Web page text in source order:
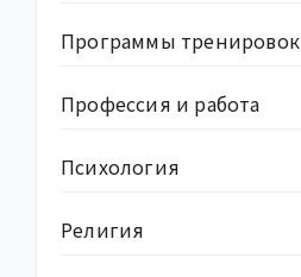
Программы тренировок
Профессия и работа
Психология
Религия